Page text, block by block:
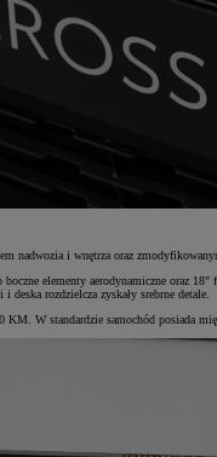
i wnętrza oraz
elementy aerodynamiczne oraz
deska rozdzielcza zyskały srebrne detale.
W standardzie samochód